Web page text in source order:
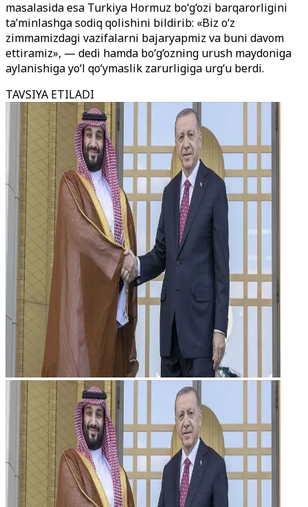
masalasida esa Turkiya Hormuz bo‘g‘ozi barqarorligini
ta’minlashga sodiq qolishini bildirib: «Biz o‘z
zimmamizdagi vazifalarni bajaryapmiz va buni davom
ettiramiz», — dedi hamda bo‘g‘ozning urush maydoniga
aylanishiga yo‘l qo‘ymaslik zarurligiga urg‘u berdi.
TAVSIYA ETILADI